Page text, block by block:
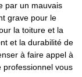
par un mauvais
grave pour le
la toiture et la
et la durabilité de
à faire appel à
professionnel vous